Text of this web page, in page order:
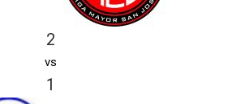
2
vs
1